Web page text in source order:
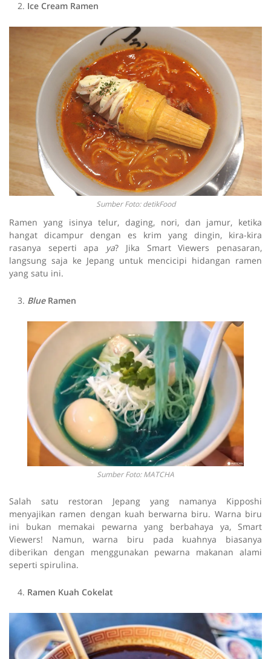
Ice Cream Ramen
Sumber Foto: detikFood
Ramen yang isinya telur, daging, nori, dan jamur, ketika
hangat dicampur dengan es krim yang dingin, kira-kira
rasanya seperti apa ya? Jika Smart Viewers penasaran,
langsung saja ke Jepang untuk mencicipi hidangan ramen
yang satu ini.
BlueRamen
Sumber Foto: MATCHA
Salah satu restoran Jepang yang namanya Kipposhi
menyajikan ramen dengan kuah berwarna biru. Warna biru
ini bukan memakai pewarna yang berbahaya ya, Smart
Viewers! Namun, warna biru pada kuahnya biasanya
diberikan dengan menggunakan pewarna makanan alami
seperti spirulina.
Ramen Kuah Cokelat